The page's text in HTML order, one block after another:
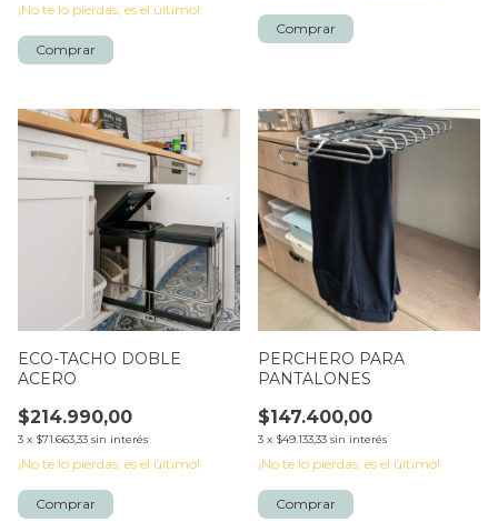
¡No te lo pierdas, es el último!
Comprar
ECO-TACHO DOBLE
ACERO
$214.990,00
3 x $71.663,33 sin interés
¡No te lo pierdas, es el último!
PERCHERO PARA
PANTALONES
$147.400,00
3 x $49.133,33 sin interés
¡No te lo pierdas, es el último!
Comprar